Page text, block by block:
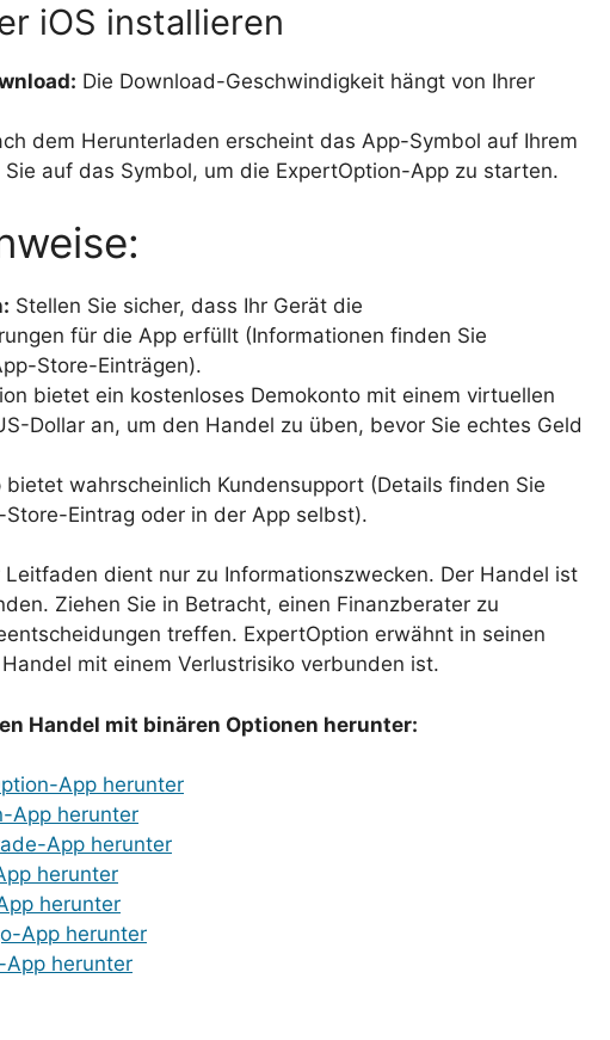
iOS installieren
Die Download-Geschwindigkeit hängt von Ihrer
dem Herunterladen erscheint das App-Symbol auf Ihrem
auf das Symbol, um die ExpertOption-App zu starten.
Stellen Sie sicher, dass Ihr Gerät die
für die App erfüllt (Informationen finden Sie
Store-Einträgen).
bietet ein kostenloses Demokonto mit einem virtuellen
Dollar an, um den Handel zu üben, bevor Sie echtes Geld
bietet wahrscheinlich Kundensupport (Details finden Sie
Eintrag oder in der App selbst).
Leitfaden dient nur zu Informationszwecken. Der Handel ist
Ziehen Sie in Betracht, einen Finanzberater zu
treffen. ExpertOption erwähnt in seinen
mit einem Verlustrisiko verbunden ist.
Handel mit binären Optionen herunter:
App herunter
App herunter
App herunter
herunter
herunter
App herunter
App herunter